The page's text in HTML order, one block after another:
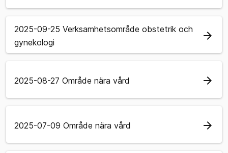
2025-09-25 Verksamhetsområde obstetrik och
gynekologi
arrow_forward
2025-08-27 Område nära vård arrow_forward
2025-07-09 Område nära vård arrow_forward